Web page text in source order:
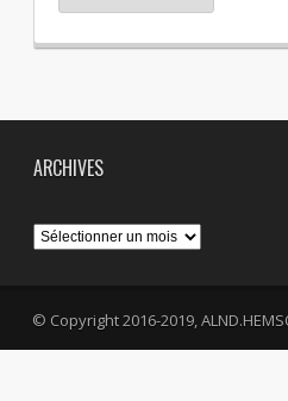
ARCHIVES
Archives
© Copyright 2016-2019,